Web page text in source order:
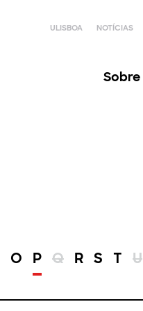
ULISBOA NOTÍCIAS
Sobre
O P Q R S T U